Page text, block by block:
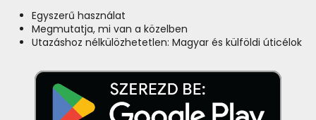
Egyszerű használat
Megmutatja, mi van a közelben
Utazáshoz nélkülözhetetlen: Magyar és külföldi úticélok